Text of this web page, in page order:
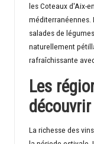
les Coteaux d'Aix-
méditerranéennes.
salades de
naturellement
rafraîchissante
Les
découvrir
La richesse des